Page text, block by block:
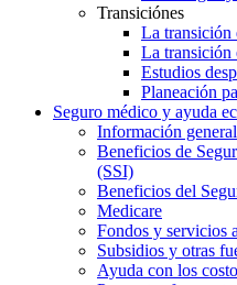
Transiciónes
La transición
La transición
Estudios
Planeación
Seguro médico y ayuda
Información general
Beneficios de
(SSI)
Beneficios del
Medicare
Fondos y servicios
Subsidios y otras
Ayuda con los